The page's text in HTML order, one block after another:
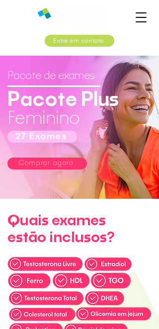
Entre em contato
Pacote de exames
Pacote Plus
Feminino
27 Exames
Comprar agora
Quais exames
estão inclusos?